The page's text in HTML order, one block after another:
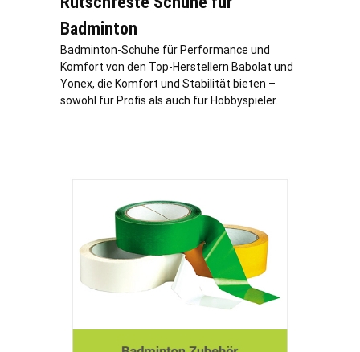
Badminton
Badminton-Schuhe für Performance und
Komfort von den Top-Herstellern Babolat und
Yonex, die Komfort und Stabilität bieten –
sowohl für Profis als auch für Hobbyspieler.